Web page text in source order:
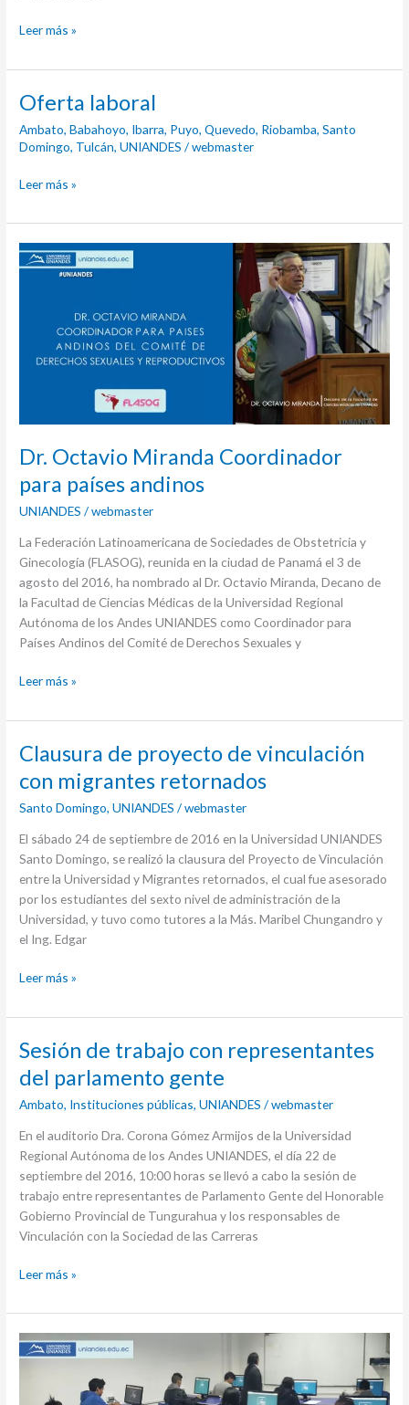
Leer más »
Oferta laboral
Ambato,Babahoyo, Ibarra, Puyo,Quevedo, Riobamba,Santo
Domingo, Tulcán,UNIANDES /webmaster
Oferta
Leer más »
Dr. Octavio Miranda Coordinador
para países andinos
UNIANDES /webmaster
La Federación Latinoamericana de Sociedades de Obstetricia y
Ginecología (FLASOG), reunida en la ciudad de Panamá el 3 de
agosto del 2016, ha nombrado al Dr. Octavio Miranda, Decano de
la Facultad de Ciencias Médicas de la Universidad Regional
Autónoma de los Andes UNIANDES como Coordinador para
Países Andinos del Comité de Derechos Sexuales y
Dr.
Octavio
Coordinador
Leer más »
Clausura de proyecto de vinculación
con migrantes retornados
Santo Domingo,UNIANDES /webmaster
El sábado 24 de septiembre de 2016 en la Universidad UNIANDES
Santo Domingo, se realizó la clausura del Proyecto de Vinculación
entre la Universidad y Migrantes retornados, el cual fue asesorado
por los estudiantes del sexto nivel de administración de la
Universidad, y tuvo como tutores a la Más. Maribel Chungandro y
el Ing. Edgar
Clausura
proyecto
de
con
migrantes
retornados
Leer más »
Sesión de trabajo con representantes
del parlamento gente
Ambato, Instituciones públicas,UNIANDES /webmaster
En el auditorio Dra. Corona Gómez Armijos de la Universidad
Regional Autónoma de los Andes UNIANDES, el día 22 de
septiembre del 2016, 10:00 horas se llevó a cabo la sesión de
trabajo entre representantes de Parlamento Gente del Honorable
Gobierno Provincial de Tungurahua y los responsables de
Vinculación con la Sociedad de las Carreras
Sesión
trabajo
con
del
parlamento
gente
Leer más »
Resultados
pruebas
ubicación